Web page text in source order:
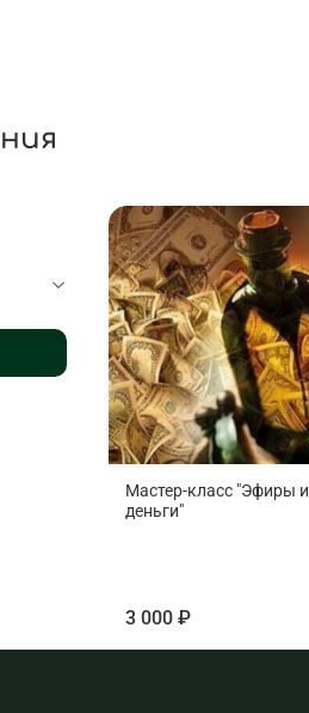
Мастер-класс "Эфиры и
деньги"
3 000 ₽